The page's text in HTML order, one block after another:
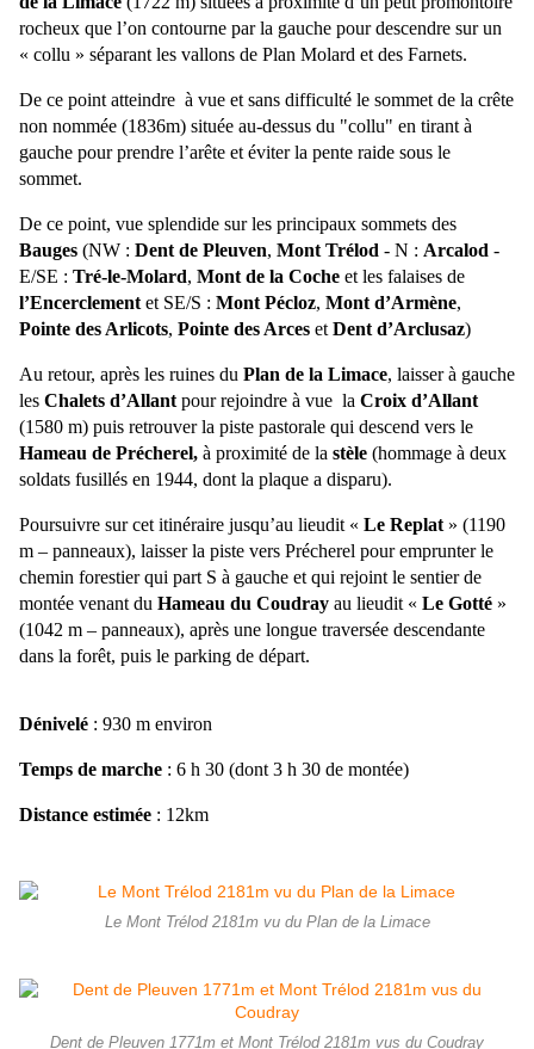
rocheux que l’on contourne par la gauche pour descendre sur un
« collu » séparant les vallons de Plan Molard et des Farnets.
De ce point atteindre à vue et sans difficulté le sommet de la crête
non nommée (1836m) située au-dessus du "collu" en tirant à
gauche pour prendre l’arête et éviter la pente raide sous le
sommet.
De ce point, vue splendide sur les principaux sommets des
Bauges (NW : Dent de Pleuven, Mont Trélod - N : Arcalod -
E/SE : Tré-le-Molard, Mont de la Coche et les falaises de
l’Encerclement et SE/S : Mont Pécloz, Mont d’Armène,
Pointe des Arlicots, Pointe des Arces et Dent d’Arclusaz)
Au retour, après les ruines du Plan de la Limace, laisser à gauche
les Chalets d’Allant pour rejoindre à vue la Croix d’Allant
(1580 m) puis retrouver la piste pastorale qui descend vers le
Hameau de Précherel, à proximité de la stèle (hommage à deux
soldats fusillés en 1944, dont la plaque a disparu).
Poursuivre sur cet itinéraire jusqu’au lieudit « Le Replat » (1190
m – panneaux), laisser la piste vers Précherel pour emprunter le
chemin forestier qui part S à gauche et qui rejoint le sentier de
montée venant du Hameau du Coudray au lieudit « Le Gotté »
(1042 m – panneaux), après une longue traversée descendante
dans la forêt, puis le parking de départ.
Dénivelé : 930 m environ
Temps de marche : 6 h 30 (dont 3 h 30 de montée)
Distance estimée : 12km
Le Mont Trélod 2181m vu du Plan de la Limace
Dent de Pleuven 1771m et Mont Trélod 2181m vus du Coudray